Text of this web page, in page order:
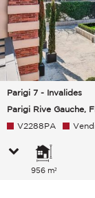
Parigi 7 - Invalides
Parigi Rive Gauche,
V2288PA
956 m²